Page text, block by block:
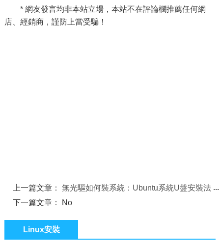
* 網友發言均非本站立場，本站不在評論欄推薦任何網
店、經銷商，謹防上當受騙！
上一篇文章：無光驅如何裝系統：Ubuntu系統U盤安裝法
下一篇文章： No
Linux安裝